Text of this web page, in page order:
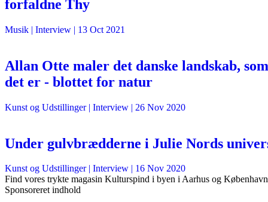
forfaldne Thy
Musik | Interview | 13 Oct 2021
Allan Otte maler det danske landskab, som
det er - blottet for natur
Kunst og Udstillinger| Interview | 26 Nov 2020
Under gulvbrædderne i Julie Nords
Kunst og Udstillinger| Interview | 16 Nov 2020
Find vores trykte magasin Kulturspind i byen i Aarhus og København
Sponsoreret indhold